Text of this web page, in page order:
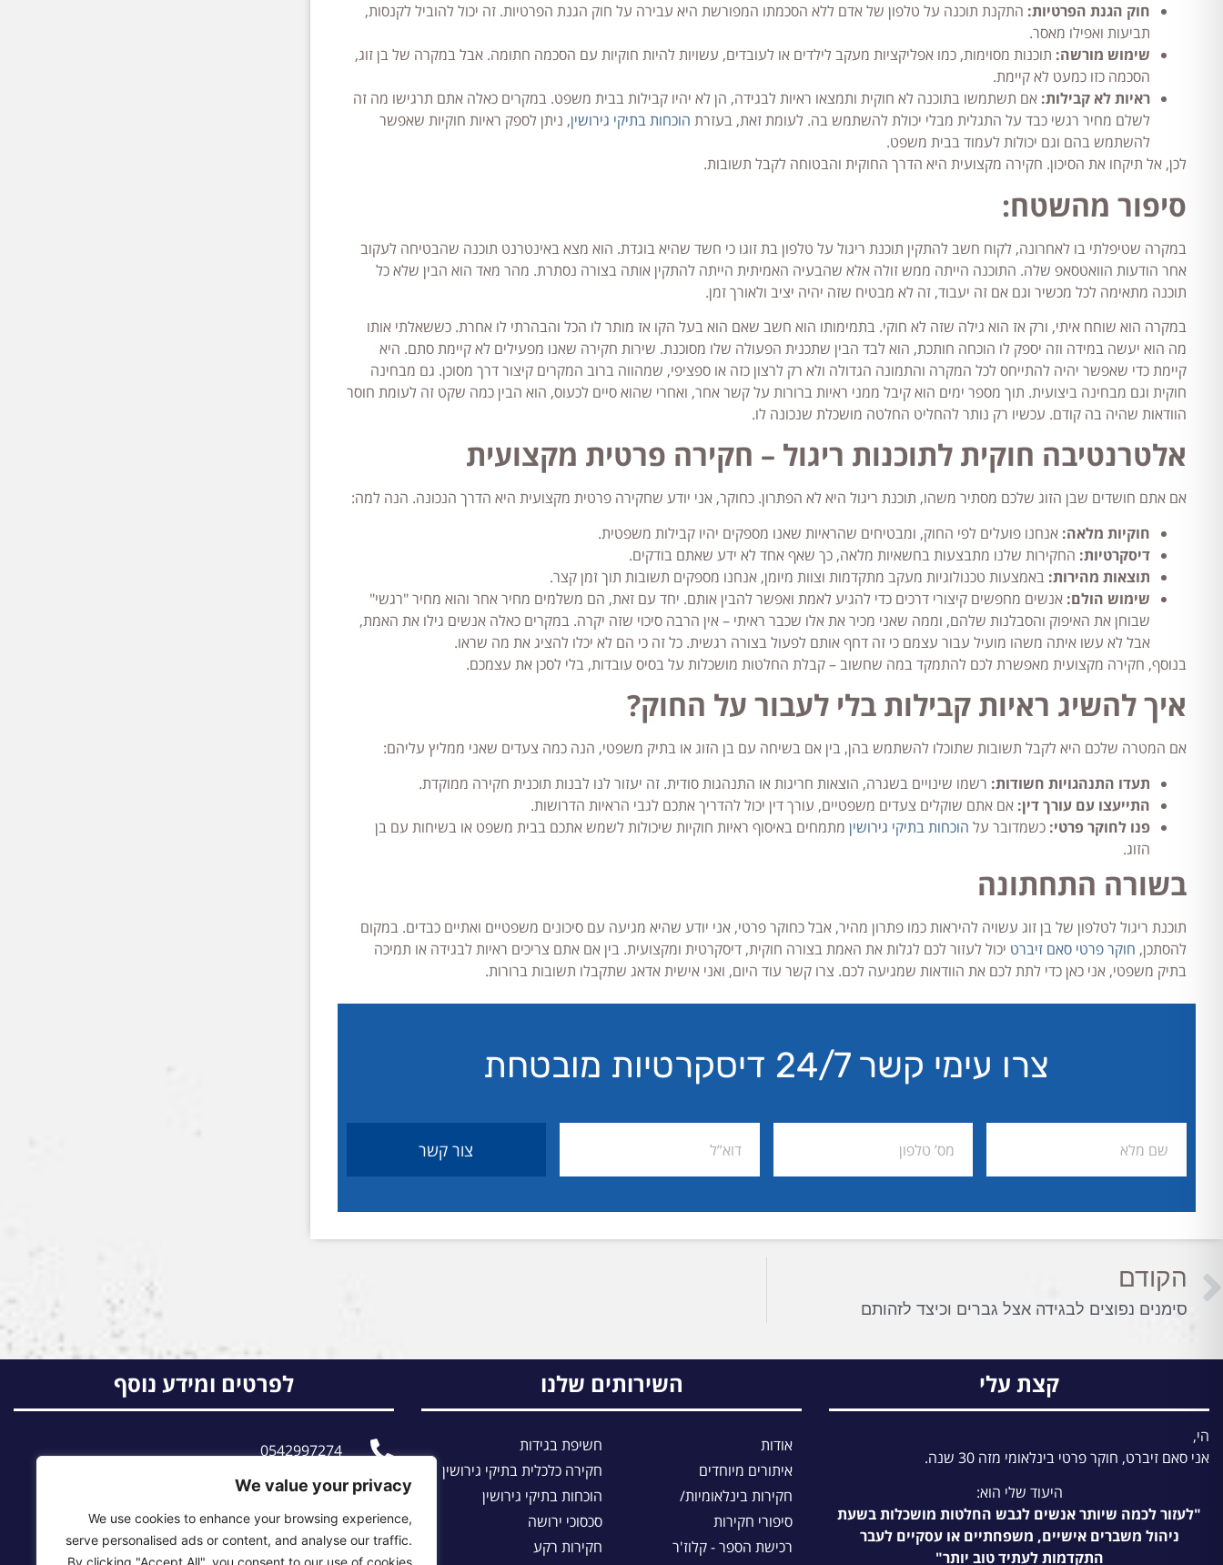
We value your privacy
We use cookies to enhance your browsing experience,
serve personalised ads or content, and analyse our traffic.
By clicking "Accept All", you consent to our use of cookies.
חוק הגנת הפרטיות: התקנת תוכנה על טלפון של אדם ללא הסכמתו המפורשת היא עבירה על חוק הגנת הפרטיות. זה יכול להוביל לקנסות,
תביעות ואפילו מאסר.
שימוש מורשה: תוכנות מסוימות, כמו אפליקציות מעקב לילדים או לעובדים, עשויות להיות חוקיות עם הסכמה חתומה. אבל במקרה של בן זוג,
הסכמה כזו כמעט לא קיימת.
ראיות לא קבילות: אם תשתמשו בתוכנה לא חוקית ותמצאו ראיות לבגידה, הן לא יהיו קבילות בבית משפט. במקרים כאלה אתם תרגישו מה זה
לשלם מחיר רגשי כבד על התגלית מבלי יכולת להשתמש בה. לעומת זאת, בעזרת הוכחות בתיקי גירושין, ניתן לספק ראיות חוקיות שאפשר
להשתמש בהם וגם יכולות לעמוד בבית משפט.
לכן, אל תיקחו את הסיכון. חקירה מקצועית היא הדרך החוקית והבטוחה לקבל תשובות.
סיפור מהשטח:
במקרה שטיפלתי בו לאחרונה, לקוח חשב להתקין תוכנת ריגול על טלפון בת זוגו כי חשד שהיא בוגדת. הוא מצא באינטרנט תוכנה שהבטיחה לעקוב
אחר הודעות הוואטסאפ שלה. התוכנה הייתה ממש זולה אלא שהבעיה האמיתית הייתה להתקין אותה בצורה נסתרת. מהר מאד הוא הבין שלא כל
תוכנה מתאימה לכל מכשיר וגם אם זה יעבוד, זה לא מבטיח שזה יהיה יציב ולאורך זמן.
במקרה הוא שוחח איתי, ורק אז הוא גילה שזה לא חוקי. בתמימותו הוא חשב שאם הוא בעל הקו אז מותר לו הכל והבהרתי לו אחרת. כששאלתי אותו
מה הוא יעשה במידה וזה יספק לו הוכחה חותכת, הוא לבד הבין שתכנית הפעולה שלו מסוכנת. שירות חקירה שאנו מפעילים לא קיימת סתם. היא
קיימת כדי שאפשר יהיה להתייחס לכל המקרה והתמונה הגדולה ולא רק לרצון כזה או ספציפי, שמהווה ברוב המקרים קיצור דרך מסוכן. גם מבחינה
חוקית וגם מבחינה ביצועית. תוך מספר ימים הוא קיבל ממני ראיות ברורות על קשר אחר, ואחרי שהוא סיים לכעוס, הוא הבין כמה שקט זה לעומת חוסר
הוודאות שהיה בה קודם. עכשיו רק נותר להחליט החלטה מושכלת שנכונה לו.
אלטרנטיבה חוקית לתוכנות ריגול – חקירה פרטית מקצועית
אם אתם חושדים שבן הזוג שלכם מסתיר משהו, תוכנת ריגול היא לא הפתרון. כחוקר, אני יודע שחקירה פרטית מקצועית היא הדרך הנכונה. הנה למה:
חוקיות מלאה: אנחנו פועלים לפי החוק, ומבטיחים שהראיות שאנו מספקים יהיו קבילות משפטית.
דיסקרטיות: החקירות שלנו מתבצעות בחשאיות מלאה, כך שאף אחד לא ידע שאתם בודקים.
תוצאות מהירות: באמצעות טכנולוגיות מעקב מתקדמות וצוות מיומן, אנחנו מספקים תשובות תוך זמן קצר.
שימוש הולם: אנשים מחפשים קיצורי דרכים כדי להגיע לאמת ואפשר להבין אותם. יחד עם זאת, הם משלמים מחיר אחר והוא מחיר "רגשי"
שבוחן את האיפוק והסבלנות שלהם, וממה שאני מכיר את אלו שכבר ראיתי – אין הרבה סיכוי שזה יקרה. במקרים כאלה אנשים גילו את האמת,
אבל לא עשו איתה משהו מועיל עבור עצמם כי זה דחף אותם לפעול בצורה רגשית. כל זה כי הם לא יכלו להציג את מה שראו.
בנוסף, חקירה מקצועית מאפשרת לכם להתמקד במה שחשוב – קבלת החלטות מושכלות על בסיס עובדות, בלי לסכן את עצמכם.
איך להשיג ראיות קבילות בלי לעבור על החוק?
אם המטרה שלכם היא לקבל תשובות שתוכלו להשתמש בהן, בין אם בשיחה עם בן הזוג או בתיק משפטי, הנה כמה צעדים שאני ממליץ עליהם:
תעדו התנהגויות חשודות: רשמו שינויים בשגרה, הוצאות חריגות או התנהגות סודית. זה יעזור לנו לבנות תוכנית חקירה ממוקדת.
התייעצו עם עורך דין: אם אתם שוקלים צעדים משפטיים, עורך דין יכול להדריך אתכם לגבי הראיות הדרושות.
פנו לחוקר פרטי: כשמדובר על הוכחות בתיקי גירושין מתמחים באיסוף ראיות חוקיות שיכולות לשמש אתכם בבית משפט או בשיחות עם בן
הזוג.
בשורה התחתונה
תוכנת ריגול לטלפון של בן זוג עשויה להיראות כמו פתרון מהיר, אבל כחוקר פרטי, אני יודע שהיא מגיעה עם סיכונים משפטיים ואתיים כבדים. במקום
להסתכן, חוקר פרטי סאם זיברט יכול לעזור לכם לגלות את האמת בצורה חוקית, דיסקרטית ומקצועית. בין אם אתם צריכים ראיות לבגידה או תמיכה
בתיק משפטי, אני כאן כדי לתת לכם את הוודאות שמגיעה לכם. צרו קשר עוד היום, ואני אישית אדאג שתקבלו תשובות ברורות.
צרו עימי קשר 24/7 דיסקרטיות מובטחת
צור קשר
הקודם
סימנים נפוצים לבגידה אצל גברים וכיצד לזהותם
קצת עלי
הי,
אני סאם זיברט, חוקר פרטי בינלאומי מזה 30 שנה.
היעוד שלי הוא:
"לעזור לכמה שיותר אנשים לגבש החלטות מושכלות בשעת
ניהול משברים אישיים, משפחתיים או עסקיים לעבר
התקדמות לעתיד טוב יותר"
השירותים שלנו
אודות
איתורים מיוחדים
חקירות בינלאומיות/
סיפורי חקירות
רכישת הספר - קלוז'ר
חשיפת בגידות
חקירה כלכלית בתיקי גירושין
הוכחות בתיקי גירושין
סכסוכי ירושה
חקירות רקע
לפרטים ומידע נוסף
0542997274
sam@myspy.co.il
מנדס 19 ג, רמת גן